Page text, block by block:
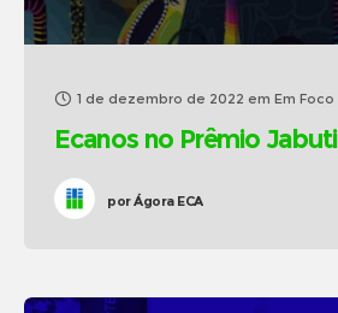
1 de dezembro de 2022 em Em Foco
Ecanos no Prêmio Jabuti
porÁgora ECA